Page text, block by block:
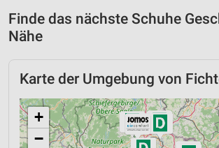
Finde das nächste Schuhe
Nähe
Karte der Umgebung von
+
−